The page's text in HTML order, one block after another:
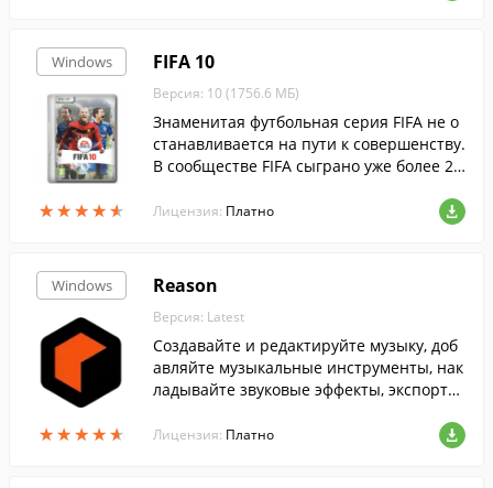
Windows
★★★★★
★★★★★
FIFA 10
Версия: 10 (1756.6 МБ)
Знаменитая футбольная серия FIFA не о
станавливается на пути к совершенству.
В сообществе FIFA сыграно уже более 25
дании FIFA 10 мнение поклонников по м
ножеству вопросов было учтено. Новый
шего имитатора футбола, задающего но
вые стандарты реалистичности в жанр
е.
Лицензия: Платно
Windows
★★★★★
★★★★★
Reason
Версия: Latest
Создавайте и редактируйте музыку, доб
авляйте музыкальные инструменты, нак
ладывайте звуковые эффекты, экспорти
этой многофункциональной программы.
Лицензия: Платно